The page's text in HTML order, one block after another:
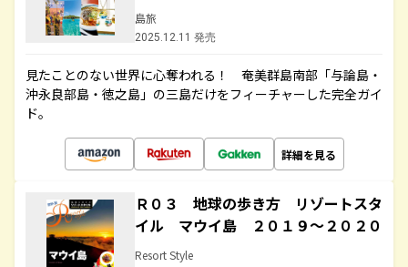
島旅
2025.12.11 発売
見たことのない世界に心奪われる！ 奄美群島南部「与論島・
沖永良部島・徳之島」の三島だけをフィーチャーした完全ガイ
ド。
詳細を見る
Ｒ０３ 地球の歩き方 リゾートスタ
イル マウイ島 ２０１９～２０２０
Resort Style